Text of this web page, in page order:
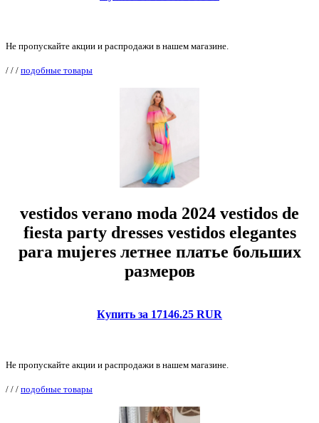
Не пропускайте акции и распродажи в нашем магазине.
/ / / подобные товары
vestidos verano moda 2024 vestidos de
fiesta party dresses vestidos elegantes
para mujeres летнее платье больших
размеров
Купить за 17146.25 RUR
Не пропускайте акции и распродажи в нашем магазине.
/ / / подобные товары